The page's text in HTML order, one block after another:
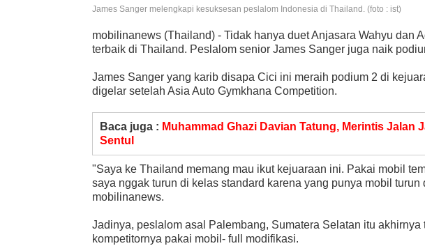
James Sanger melengkapi kesuksesan peslalom Indonesia di Thailand. (foto : ist)
mobilinanews (Thailand) - Tidak hanya duet Anjasara Wahyu dan
terbaik di Thailand. Peslalom senior James Sanger juga naik
James Sanger yang karib disapa Cici ini meraih podium 2 di
digelar setelah Asia Auto Gymkhana Competition.
Baca juga : Muhammad Ghazi Davian Tatung, Merintis Jalan
Sentul
"Saya ke Thailand memang mau ikut kejuaraan ini. Pakai mobil
saya nggak turun di kelas standard karena yang punya mobil
mobilinanews.
Jadinya, peslalom asal Palembang, Sumatera Selatan itu akhirnya
kompetitornya pakai mobil- full modifikasi.